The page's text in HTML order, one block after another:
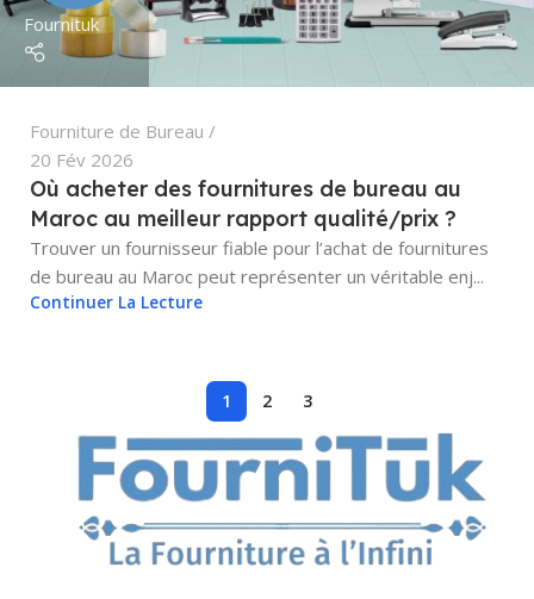
Fournituk
Fourniture de Bureau
20 Fév 2026
Où acheter des fournitures de bureau au
Maroc au meilleur rapport qualité/prix ?
Trouver un fournisseur fiable pour l’achat de fournitures
de bureau au Maroc peut représenter un véritable enj...
Continuer La Lecture
1 2 3